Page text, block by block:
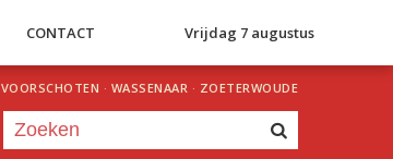
CONTACT Vrijdag 7 augustus
VOORSCHOTEN · WASSENAAR · ZOETERWOUDE